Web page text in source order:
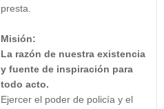
presta.
Misión:
La razón de nuestra existencia
y fuente de inspiración para
todo acto.
Ejercer el poder de policía y el